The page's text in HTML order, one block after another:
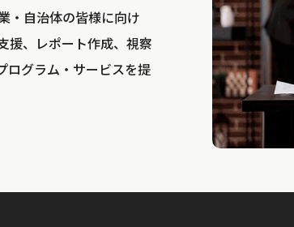
・自治体の皆様に向け
援、レポート作成、視察
ログラム・サービスを提